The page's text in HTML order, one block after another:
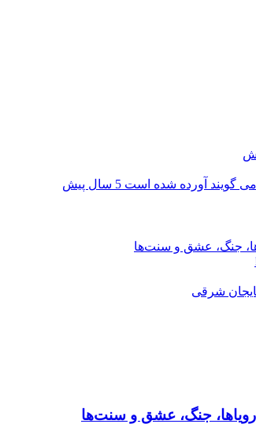
می گویند آورده شده است 5 سال پیش
جنگ، عشق و سنت‌ها
شرقی
رویاها، جنگ، عشق و سنت‌ها